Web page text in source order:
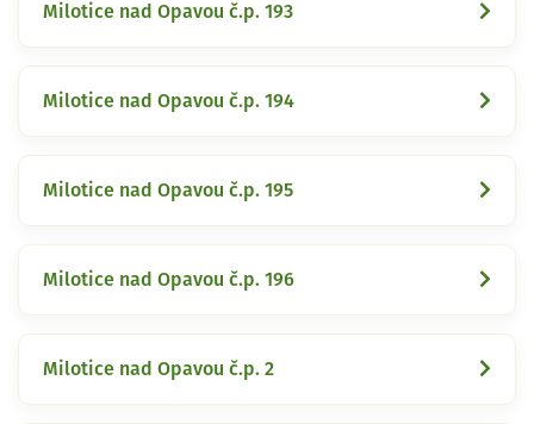
Milotice nad Opavou č.p. 193
Milotice nad Opavou č.p. 194
Milotice nad Opavou č.p. 195
Milotice nad Opavou č.p. 196
Milotice nad Opavou č.p. 2